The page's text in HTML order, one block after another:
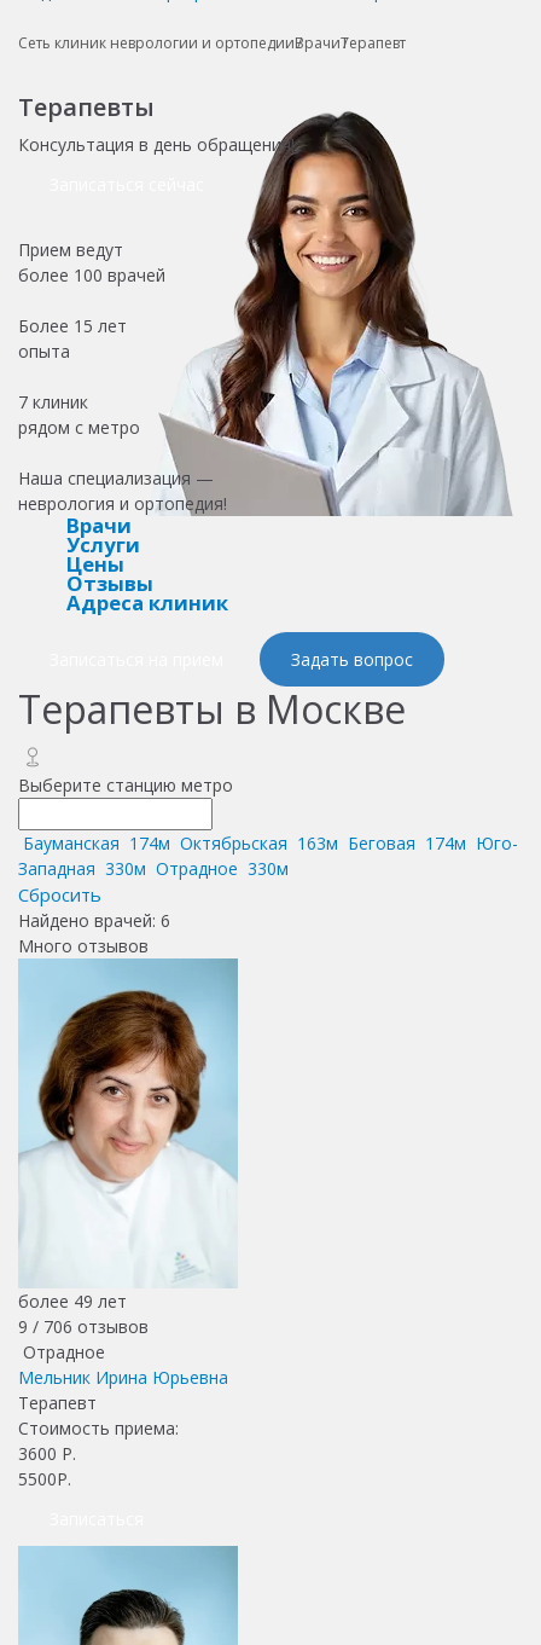
Сеть клиник неврологии и ортопедииВрачиТерапевт
Терапевты
Консультация в день обращения!
Прием ведут
более 100 врачей
Более 15 лет
опыта
7 клиник
рядом с метро
Наша специализация —
неврология и ортопедия!
Врачи
Услуги
Цены
Отзывы
Адреса клиник
Задать вопрос
Терапевты в Москве
Выберите станцию метро
Бауманская 174м Октябрьская 163м Беговая 174м Юго-
Западная 330м Отрадное 330м
Сбросить
Найдено врачей: 6
Много отзывов
более 49 лет
9 / 706 отзывов
Отрадное
Мельник Ирина Юрьевна
Терапевт
Стоимость приема:
3600 Р.
5500Р.